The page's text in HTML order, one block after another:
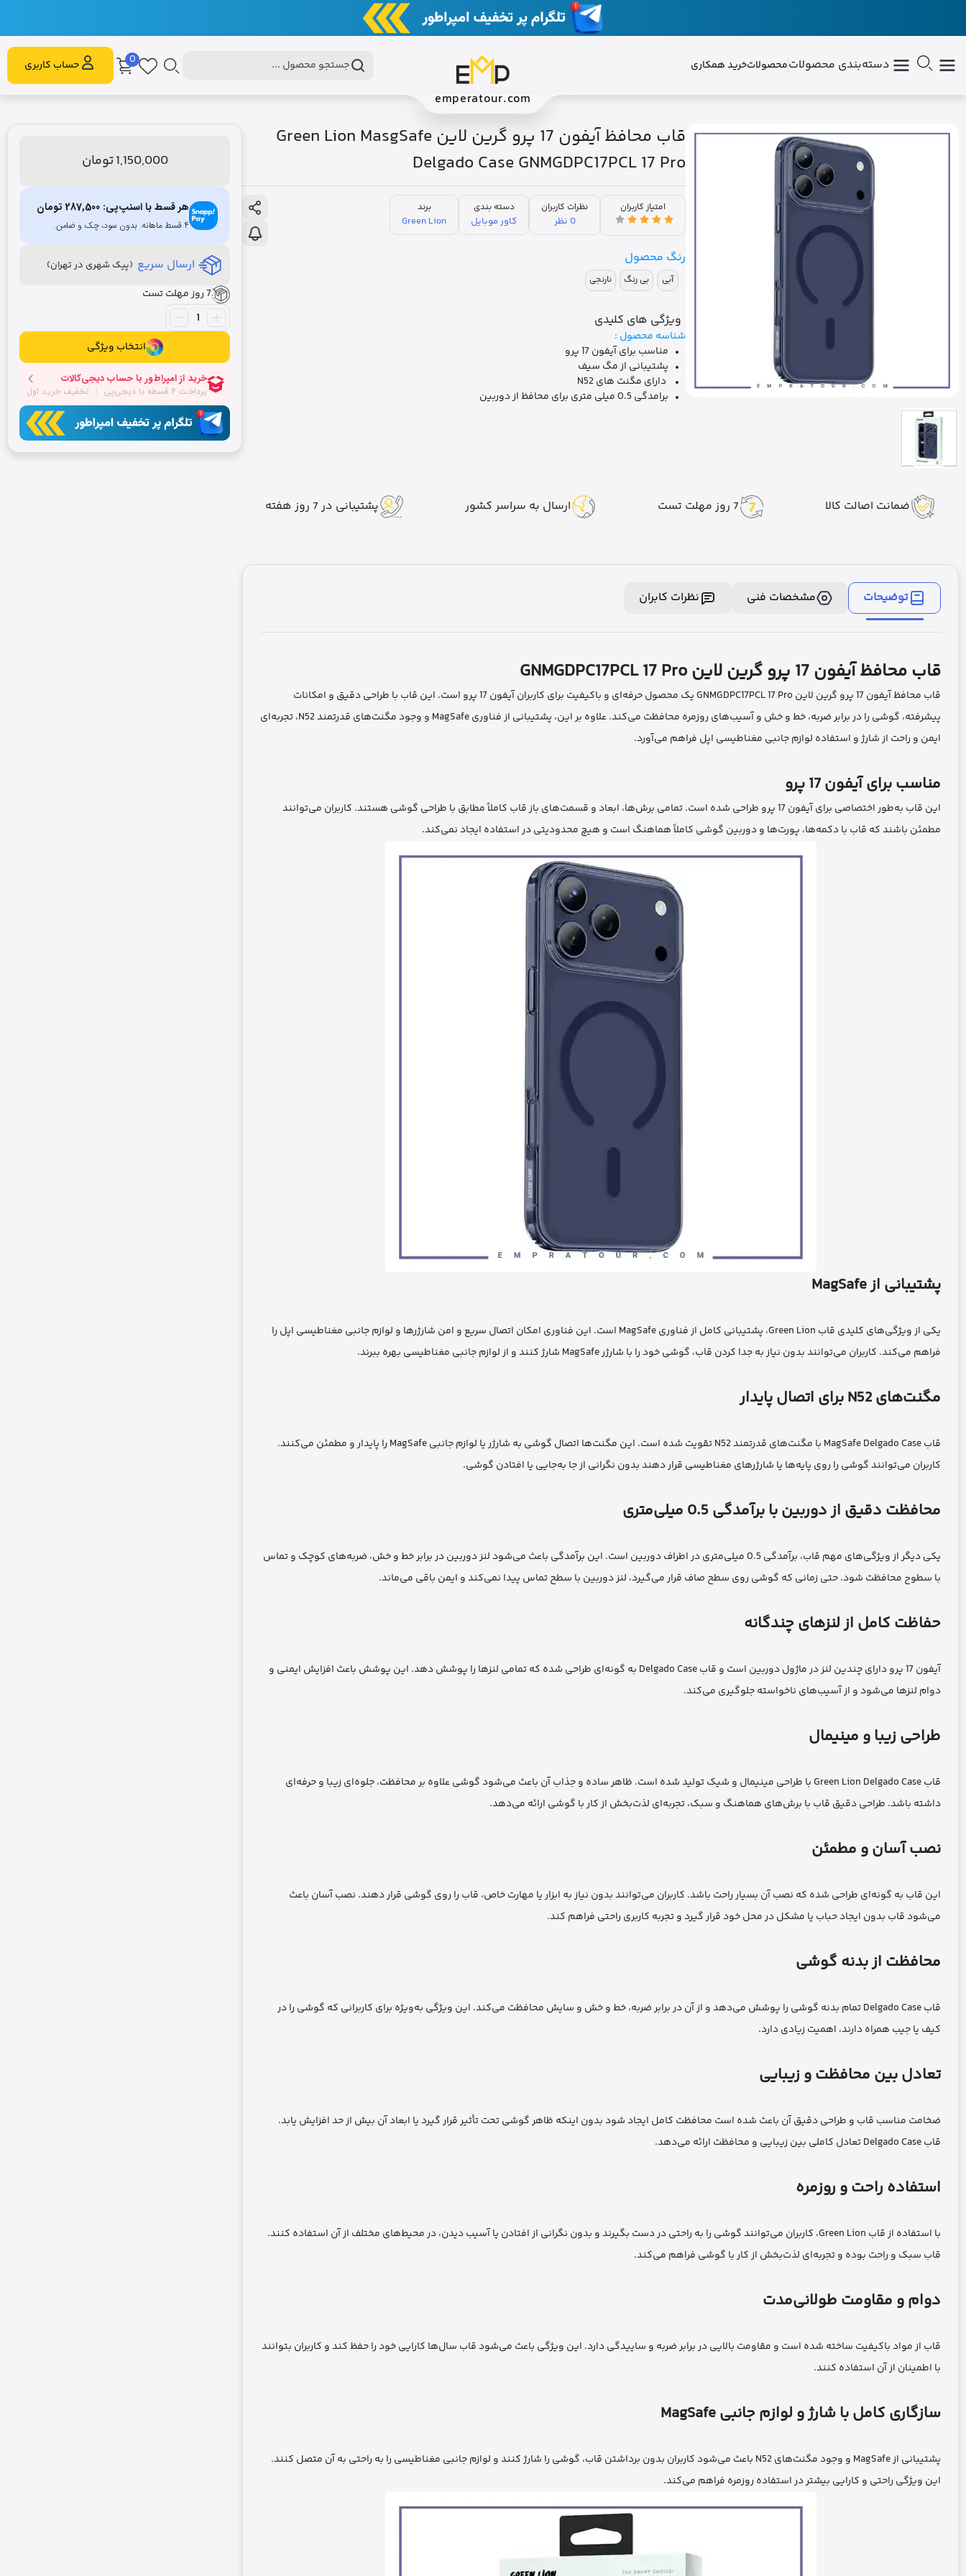
دسته‌بندی محصولاتمحصولاتخرید همکاری جستجو محصول ... 0 حساب کاربری
emperatour.com
قاب محافظ آیفون 17 پرو گرین لاین Green Lion MasgSafe
Delgado Case GNMGDPC17PCL 17 Pro
امتیاز کاربران نظرات کاربران
0 نظر
دسته بندی
کاور موبایل
برند
Green Lion
رنگ محصول
آبی بی رنگ نارنجی
ویژگی های کلیدی
شناسه محصول :
مناسب برای آیفون 17 پرو
پشتیبانی از مگ سیف
دارای مگنت های N52
برامدگی 0.5 میلی متری برای محافظ از دوربین
ضمانت اصالت کالا 7 روز مهلت تست ارسال به سراسر کشور پشتیبانی در 7 روز هفته
توضیحات مشخصات فنی نظرات کابران
قاب محافظ آیفون 17 پرو گرین لاین GNMGDPC17PCL 17 Pro
قاب محافظ آیفون 17 پرو گرین لاین GNMGDPC17PCL 17 Pro یک محصول حرفه‌ای و باکیفیت برای کاربران آیفون 17 پرو است. این قاب با طراحی دقیق و امکانات
پیشرفته، گوشی را در برابر ضربه، خط و خش و آسیب‌های روزمره محافظت می‌کند. علاوه بر این، پشتیبانی از فناوری MagSafe و وجود مگنت‌های قدرتمند N52، تجربه‌ای
ایمن و راحت از شارژ و استفاده لوازم جانبی مغناطیسی اپل فراهم می‌آورد.
مناسب برای آیفون 17 پرو
این قاب به‌طور اختصاصی برای آیفون 17 پرو طراحی شده است. تمامی برش‌ها، ابعاد و قسمت‌های باز قاب کاملاً مطابق با طراحی گوشی هستند. کاربران می‌توانند
مطمئن باشند که قاب با دکمه‌ها، پورت‌ها و دوربین گوشی کاملاً هماهنگ است و هیچ محدودیتی در استفاده ایجاد نمی‌کند.
پشتیبانی از MagSafe
یکی از ویژگی‌های کلیدی قاب Green Lion، پشتیبانی کامل از فناوری MagSafe است. این فناوری امکان اتصال سریع و امن شارژرها و لوازم جانبی مغناطیسی اپل را
فراهم می‌کند. کاربران می‌توانند بدون نیاز به جدا کردن قاب، گوشی خود را با شارژر MagSafe شارژ کنند و از لوازم جانبی مغناطیسی بهره ببرند.
مگنت‌های N52 برای اتصال پایدار
قاب MagSafe Delgado Case با مگنت‌های قدرتمند N52 تقویت شده است. این مگنت‌ها اتصال گوشی به شارژر یا لوازم جانبی MagSafe را پایدار و مطمئن می‌کنند.
کاربران می‌توانند گوشی را روی پایه‌ها یا شارژرهای مغناطیسی قرار دهند بدون نگرانی از جا به‌جایی یا افتادن گوشی.
محافظت دقیق از دوربین با برآمدگی 0.5 میلی‌متری
یکی دیگر از ویژگی‌های مهم قاب، برآمدگی 0.5 میلی‌متری در اطراف دوربین است. این برآمدگی باعث می‌شود لنز دوربین در برابر خط و خش، ضربه‌های کوچک و تماس
با سطوح محافظت شود. حتی زمانی که گوشی روی سطح صاف قرار می‌گیرد، لنز دوربین با سطح تماس پیدا نمی‌کند و ایمن باقی می‌ماند.
حفاظت کامل از لنزهای چندگانه
آیفون 17 پرو دارای چندین لنز در ماژول دوربین است و قاب Delgado Case به گونه‌ای طراحی شده که تمامی لنزها را پوشش دهد. این پوشش باعث افزایش ایمنی و
دوام لنزها می‌شود و از آسیب‌های ناخواسته جلوگیری می‌کند.
طراحی زیبا و مینیمال
قاب Green Lion Delgado Case با طراحی مینیمال و شیک تولید شده است. ظاهر ساده و جذاب آن باعث می‌شود گوشی علاوه بر محافظت، جلوه‌ای زیبا و حرفه‌ای
داشته باشد. طراحی دقیق قاب با برش‌های هماهنگ و سبک، تجربه‌ای لذت‌بخش از کار با گوشی ارائه می‌دهد.
نصب آسان و مطمئن
این قاب به گونه‌ای طراحی شده که نصب آن بسیار راحت باشد. کاربران می‌توانند بدون نیاز به ابزار یا مهارت خاص، قاب را روی گوشی قرار دهند. نصب آسان باعث
می‌شود قاب بدون ایجاد حباب یا مشکل در محل خود قرار گیرد و تجربه کاربری راحتی فراهم کند.
محافظت از بدنه گوشی
قاب Delgado Case تمام بدنه گوشی را پوشش می‌دهد و از آن در برابر ضربه، خط و خش و سایش محافظت می‌کند. این ویژگی به‌ویژه برای کاربرانی که گوشی را در
کیف یا جیب همراه دارند، اهمیت زیادی دارد.
تعادل بین محافظت و زیبایی
ضخامت مناسب قاب و طراحی دقیق آن باعث شده است محافظت کامل ایجاد شود بدون اینکه ظاهر گوشی تحت تأثیر قرار گیرد یا ابعاد آن بیش از حد افزایش یابد.
قاب Delgado Case تعادل کاملی بین زیبایی و محافظت ارائه می‌دهد.
استفاده راحت و روزمره
با استفاده از قاب Green Lion، کاربران می‌توانند گوشی را به راحتی در دست بگیرند و بدون نگرانی از افتادن یا آسیب دیدن، در محیط‌های مختلف از آن استفاده کنند.
قاب سبک و راحت بوده و تجربه‌ای لذت‌بخش از کار با گوشی فراهم می‌کند.
دوام و مقاومت طولانی‌مدت
قاب از مواد باکیفیت ساخته شده است و مقاومت بالایی در برابر ضربه و ساییدگی دارد. این ویژگی باعث می‌شود قاب سال‌ها کارایی خود را حفظ کند و کاربران بتوانند
با اطمینان از آن استفاده کنند.
سازگاری کامل با شارژ و لوازم جانبی MagSafe
پشتیبانی از MagSafe و وجود مگنت‌های N52 باعث می‌شود کاربران بدون برداشتن قاب، گوشی را شارژ کنند و لوازم جانبی مغناطیسی را به راحتی به آن متصل کنند.
این ویژگی راحتی و کارایی بیشتر در استفاده روزمره فراهم می‌کند.
1,150,000تومان
هر قسط با اسنپ‌پی: 287,500 تومان
۴ قسط ماهانه. بدون سود، چک و ضامن.
ارسال سریع (پیک شهری در تهران)
7 روز مهلت تست
انتخاب ویژگی